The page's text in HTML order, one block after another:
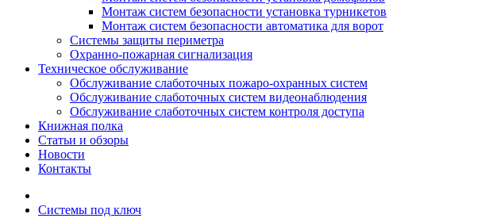
Монтаж систем безопасности установка турникетов
Монтаж систем безопасности автоматика для ворот
Системы защиты периметра
Охранно-пожарная сигнализация
Техническое обслуживание
Обслуживание слаботочных пожаро-охранных систем
Обслуживание слаботочных систем видеонаблюдения
Обслуживание слаботочных систем контроля доступа
Книжная полка
Статьи и обзоры
Новости
Контакты
Системы под ключ